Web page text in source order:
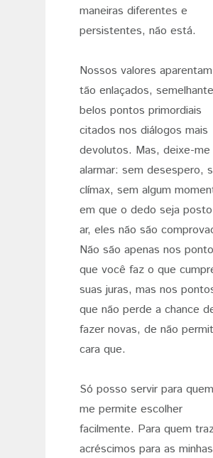
maneiras diferentes e
persistentes, não está.
Nossos valores
tão enlaçados,
belos pontos primordiais
citados nos diálogos mais
devolutos. Mas, deixe-me
alarmar: sem desespero,
clímax, sem algum
em que o dedo seja
ar, eles não são
Não são apenas nos
que você faz o que
suas juras, mas nos
que não perde a chance
fazer novas, de não
cara que.
Só posso servir para
me permite escolher
facilmente. Para quem
acréscimos para as minhas